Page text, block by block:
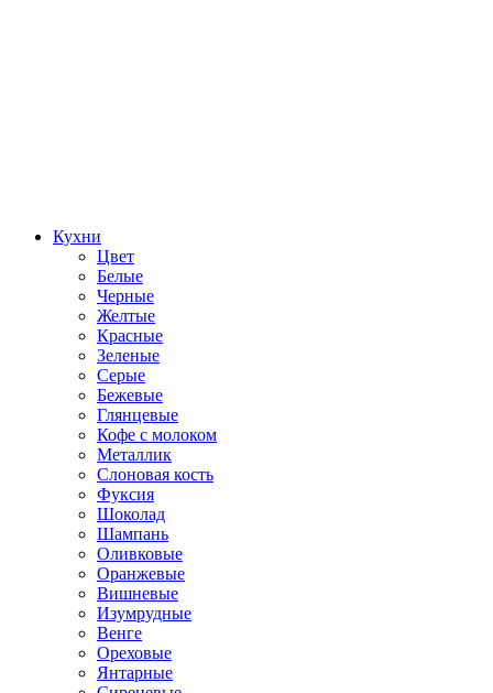
Кухни
Цвет
Белые
Черные
Желтые
Красные
Зеленые
Серые
Бежевые
Глянцевые
Кофе с молоком
Металлик
Слоновая кость
Фуксия
Шоколад
Шампань
Оливковые
Оранжевые
Вишневые
Изумрудные
Венге
Ореховые
Янтарные